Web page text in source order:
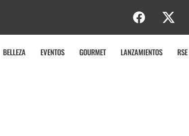
BELLEZA EVENTOS GOURMET LANZAMIENTOS RSE